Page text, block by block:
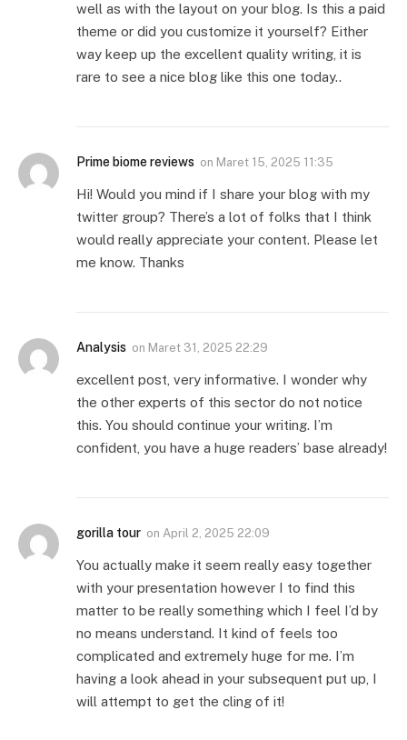
well as with the layout on your blog. Is this a paid
theme or did you customize it yourself? Either
way keep up the excellent quality writing, it is
rare to see a nice blog like this one today..
Prime biome reviews on Maret 15, 2025 11:35
Hi! Would you mind if I share your blog with my
twitter group? There’s a lot of folks that I think
would really appreciate your content. Please let
me know. Thanks
Analysis on Maret 31, 2025 22:29
excellent post, very informative. I wonder why
the other experts of this sector do not notice
this. You should continue your writing. I’m
confident, you have a huge readers’ base already!
gorilla tour on April 2, 2025 22:09
You actually make it seem really easy together
with your presentation however I to find this
matter to be really something which I feel I’d by
no means understand. It kind of feels too
complicated and extremely huge for me. I’m
having a look ahead in your subsequent put up, I
will attempt to get the cling of it!